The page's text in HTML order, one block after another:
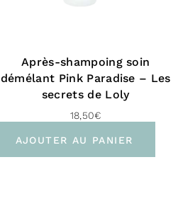
Après-shampoing soin
démélant Pink Paradise – Les
secrets de Loly
18,50€
AJOUTER AU PANIER